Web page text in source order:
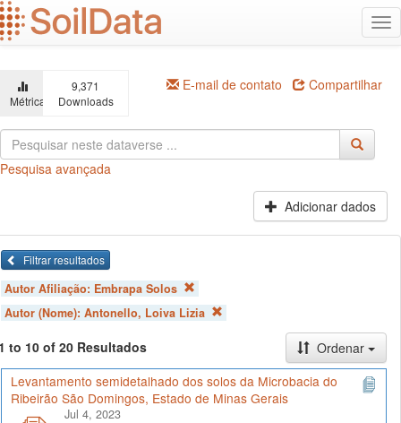
Ir
para
o
principal
Métricas
9,371
Downloads
E-mail de contato Compartilhar
Pesquisa avançada
Adicionar dados
Filtrar resultados
Autor Afiliação: Embrapa Solos
Autor (Nome): Antonello, Loiva Lizia
to 10 of 20 Resultados
Ordenar
Levantamento semidetalhado dos solos da Microbacia do
Ribeirão São Domingos, Estado de Minas Gerais
Jul 4, 2023